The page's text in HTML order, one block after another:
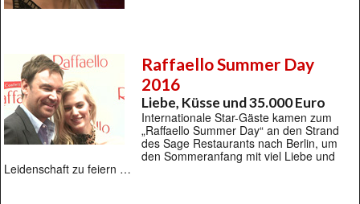
Raffaello Summer Day
2016
Liebe, Küsse und 35.000 Euro
Internationale Star-Gäste kamen zum
„Raffaello Summer Day“ an den Strand
des Sage Restaurants nach Berlin, um
den Sommeranfang mit viel Liebe und
Leidenschaft zu feiern …